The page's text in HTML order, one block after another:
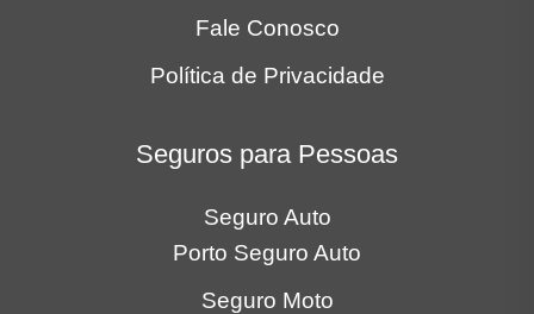
Fale Conosco
Política de Privacidade
Seguros para Pessoas
Seguro Auto
Porto Seguro Auto
Seguro Moto